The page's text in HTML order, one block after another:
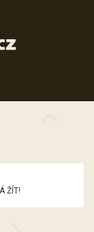
ŽÍT!